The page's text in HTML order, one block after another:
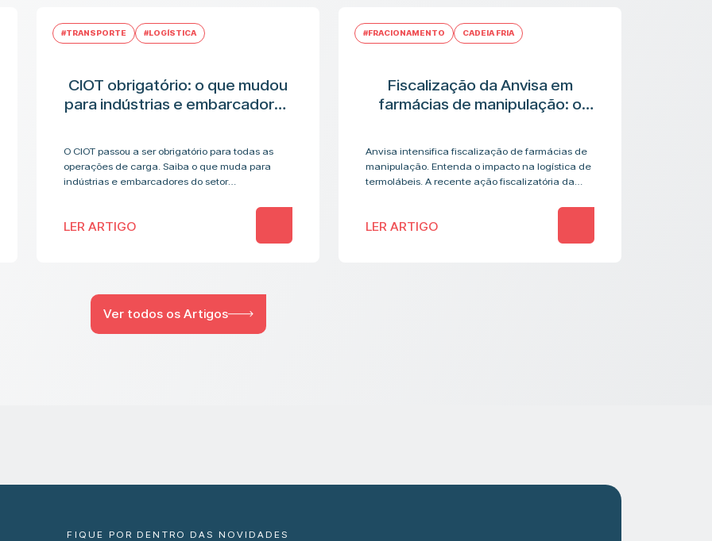
#TRANSPORTE #LOGÍSTICA
CIOT obrigatório: o que mudou
para indústrias e embarcadores
O CIOT passou a ser obrigatório para todas as
operações de carga. Saiba o que muda para
indústrias e embarcadores do setor
LER ARTIGO
#FRACIONAMENTO CADEIA FRIA
Fiscalização da Anvisa em
farmácias de manipulação: o
Anvisa intensifica fiscalização de farmácias de
manipulação. Entenda o impacto na logística de
termolábeis. A recente ação fiscalizatória da
LER ARTIGO
Ver todos os Artigos
FIQUE POR DENTRO DAS NOVIDADES